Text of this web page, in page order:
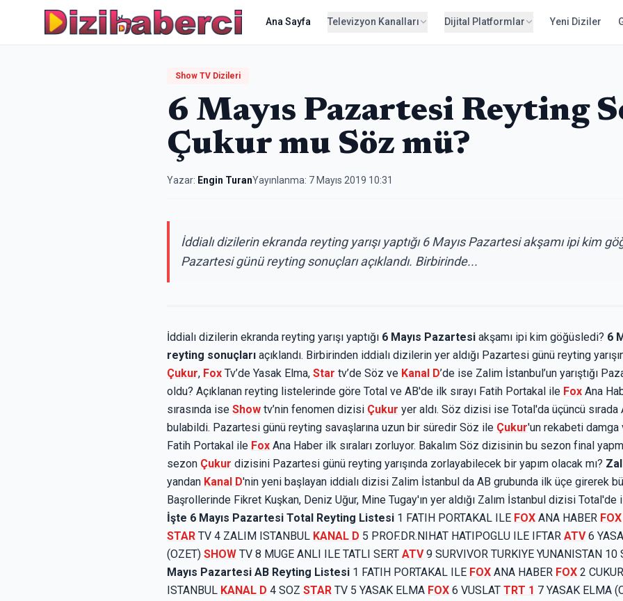
Ana Sayfa Televizyon Kanalları Dijital Platformlar Yeni Diziler
Show TV Dizileri
6 Mayıs Pazartesi Reyting
Çukur mu Söz mü?
Yazar: Engin TuranYayınlanma: 7 Mayıs 2019 10:31
İddialı dizilerin ekranda reyting yarışı yaptığı 6 Mayıs Pazartesi akşamı ipi kim
Pazartesi günü reyting sonuçları açıklandı. Birbirinde...
İddialı dizilerin ekranda reyting yarışı yaptığı 6 Mayıs Pazartesi akşamı ipi kim göğüsledi? 6
reyting sonuçları açıklandı. Birbirinden iddialı dizilerin yer aldığı Pazartesi günü reyting
Çukur, Fox Tv’de Yasak Elma, Star tv’de Söz ve Kanal D’de ise Zalim İstanbul’un yarıştığı
oldu? Açıklanan reyting listelerinde göre Total ve AB'de ilk sırayı Fatih Portakal ile Fox Ana
sırasında ise Show tv’nin fenomen dizisi Çukur yer aldı. Söz dizisi ise Total'da üçüncü
bulabildi. Pazartesi günü reyting savaşlarına uzun bir süredir Söz ile Çukur'un rekabeti damga
Fatih Portakal ile Fox Ana Haber ilk sıraları zorluyor. Bakalım Söz dizisinin bu sezon final
sezon Çukur dizisini Pazartesi günü reyting yarışında zorlayabilecek bir yapım olacak mı?
yandan Kanal D'nin yeni başlayan iddialı dizisi Zalim İstanbul da AB grubunda ilk üçe girerek
Başrollerinde Fikret Kuşkan, Deniz Uğur, Mine Tugay'ın yer aldığı Zalım İstanbul dizisi Total'de
İşte 6 Mayıs Pazartesi Total Reyting Listesi 1 FATIH PORTAKAL ILE FOX ANA HABER FOX
STAR TV 4 ZALIM ISTANBUL KANAL D 5 PROF.DR.NIHAT HATIPOGLU ILE IFTAR ATV6
(OZET) SHOW TV 8 MUGE ANLI ILE TATLI SERT ATV9 SURVIVOR TURKIYE YUNANISTAN 10
Mayıs Pazartesi AB Reyting Listesi 1 FATIH PORTAKAL ILE FOX ANA HABER FOX 2
ISTANBUL KANAL D 4 SOZ STAR TV 5 YASAK ELMA FOX 6 VUSLAT TRT 1 7 YASAK ELMA